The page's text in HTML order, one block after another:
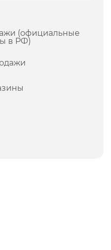
(официальные
в РФ)